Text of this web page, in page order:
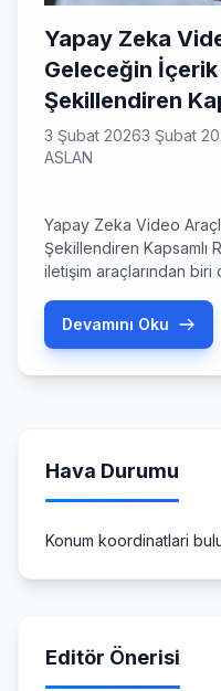
Yapay Zeka
Geleceğin
Şekillendiren
3 Şubat 20263 Şubat
ASLAN
Yapay Zeka Video
Şekillendiren Kapsamlı
iletişim araçlarından
platformlarından e-
kurumlarından kurumsal
Devamını Oku
Hava Durumu
Konum koordinatlari
Editör Önerisi